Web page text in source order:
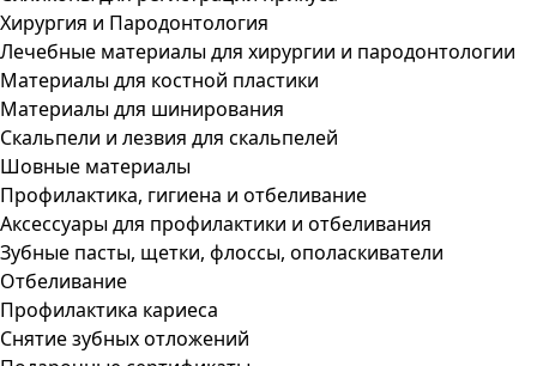
Хирургия и Пародонтология
Лечебные материалы для хирургии и пародонтологии
Материалы для костной пластики
Материалы для шинирования
Скальпели и лезвия для скальпелей
Шовные материалы
Профилактика, гигиена и отбеливание
Аксессуары для профилактики и отбеливания
Зубные пасты, щетки, флоссы, ополаскиватели
Отбеливание
Профилактика кариеса
Снятие зубных отложений